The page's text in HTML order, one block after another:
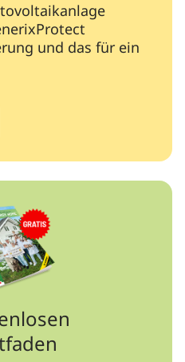
und das für ein